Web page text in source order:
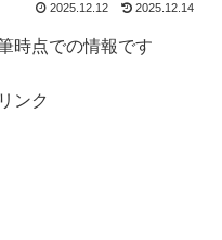
2025.12.12 2025.12.14
時点での情報です
ンク